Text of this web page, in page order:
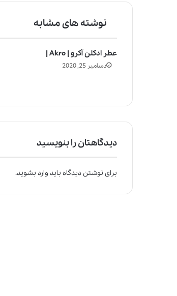
نوشته های مشابه
عطر ادکلن آکرو | Akro |
دسامبر 25, 2020
دیدگاهتان را بنویسید
برای نوشتن دیدگاه بایدوارد بشوید.